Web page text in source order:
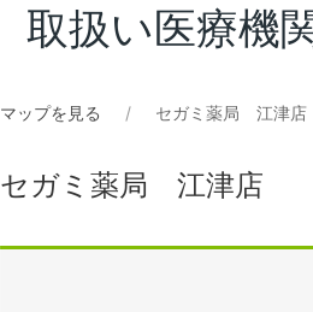
取扱い医療機
マップを見る セガミ薬局 江津店
セガミ薬局 江津店